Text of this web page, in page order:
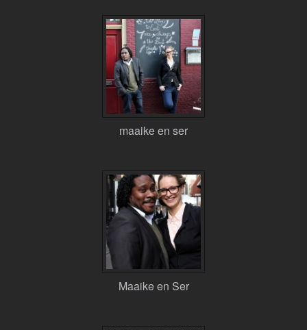
maaike en ser
Maaike en Ser